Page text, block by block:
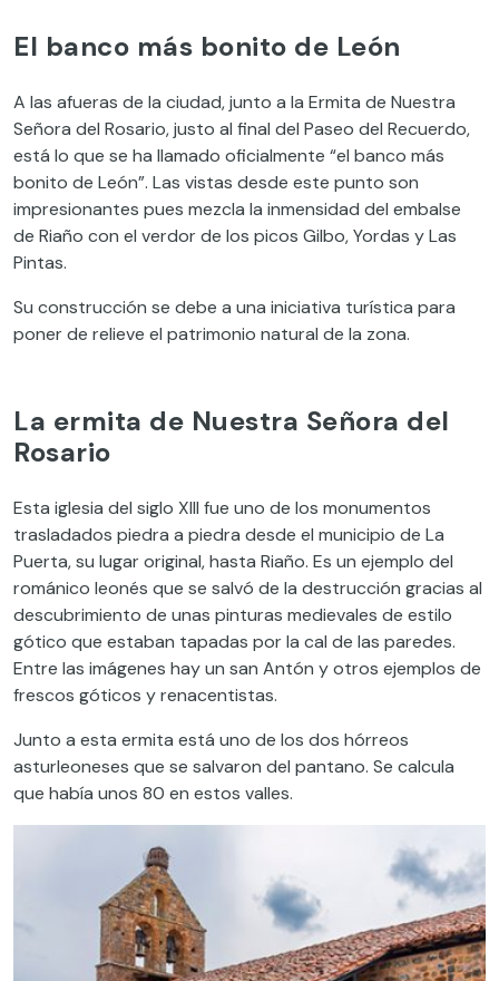
El banco más bonito de León
A las afueras de la ciudad, junto a la Ermita de Nuestra
Señora del Rosario, justo al final del Paseo del Recuerdo,
está lo que se ha llamado oficialmente “el banco más
bonito de León”. Las vistas desde este punto son
impresionantes pues mezcla la inmensidad del embalse
de Riaño con el verdor de los picos Gilbo, Yordas y Las
Pintas.
Su construcción se debe a una iniciativa turística para
poner de relieve el patrimonio natural de la zona.
La ermita de Nuestra Señora del
Rosario
Esta iglesia del siglo XIII fue uno de los monumentos
trasladados piedra a piedra desde el municipio de La
Puerta, su lugar original, hasta Riaño. Es un ejemplo del
románico leonés que se salvó de la destrucción gracias al
descubrimiento de unas pinturas medievales de estilo
gótico que estaban tapadas por la cal de las paredes.
Entre las imágenes hay un san Antón y otros ejemplos de
frescos góticos y renacentistas.
Junto a esta ermita está uno de los dos hórreos
asturleoneses que se salvaron del pantano. Se calcula
que había unos 80 en estos valles.